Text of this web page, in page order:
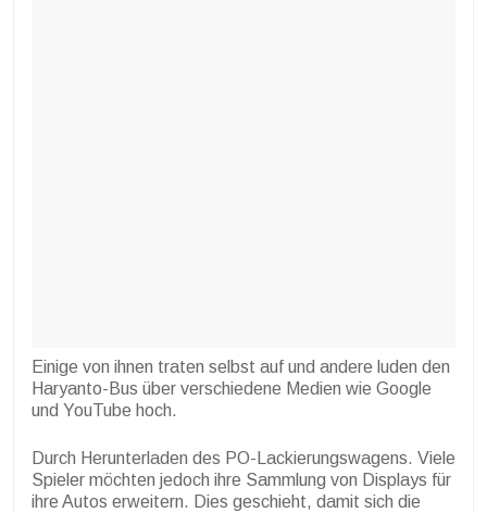
Einige von ihnen traten selbst auf und andere luden den
Haryanto-Bus über verschiedene Medien wie Google
und YouTube hoch.
Durch Herunterladen des PO-Lackierungswagens. Viele
Spieler möchten jedoch ihre Sammlung von Displays für
ihre Autos erweitern. Dies geschieht, damit sich die